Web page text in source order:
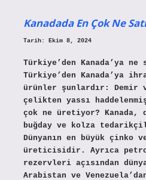
Kanadada En Çok Ne
Tarih: Ekim 8, 2024
Türkiye’den Kanada’ya
Türkiye’den Kanada’ya
ürünler şunlardır: Demir
çelikten yassı
çok ne üretiyor? Kanada,
buğday ve kolza
Dünyanın en büyük çinko
üreticisidir. Ayrıca
rezervleri açısından
Arabistan ve